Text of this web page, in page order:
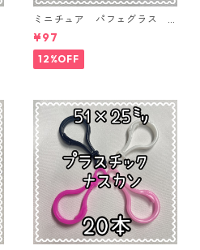
ミニチュア パフェグラス 3
個入り【MNT-GLS-3P-03】
¥97
12%OFF